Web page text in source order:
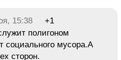
15:38
+1
полигоном
социального мусора.А
сторон.